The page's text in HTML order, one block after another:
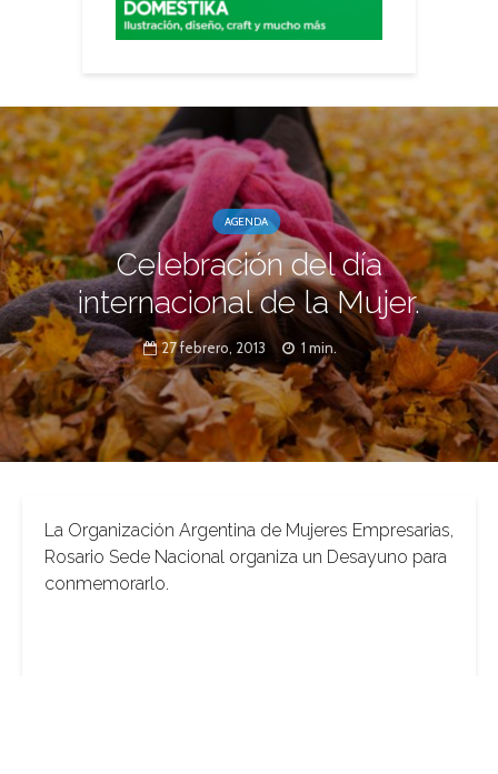
AGENDA
Celebración del día
internacional de la Mujer.
27 febrero, 2013 1 min.
La Organización Argentina de Mujeres Empresarias,
Rosario Sede Nacional organiza un Desayuno para
conmemorarlo.